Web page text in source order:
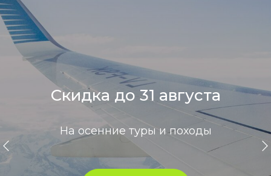
Скидка до 31 августа
На осенние туры и походы